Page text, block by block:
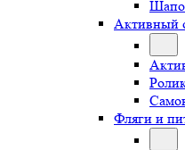
Активный
Фляги и